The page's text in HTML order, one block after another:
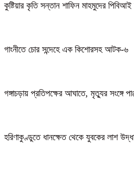
কুষ্টিয়ার কৃতি সন্তান শাফিন মাহমুদের
গাংনীতে চোর সন্দেহে এক কিশোরসহ আটক-৬
গঙ্গাচড়ায় প্রতিপক্ষের আঘাতে, মৃত্যুর সংঙ্গে
হরিণাকুণ্ডুতে ধানক্ষেত থেকে যুবকের লাশ